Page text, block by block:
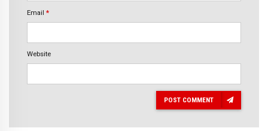
Email *
Website
POST COMMENT